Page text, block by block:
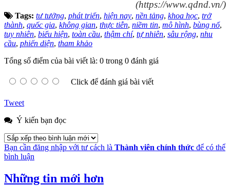
(https://www.qdnd.vn/)
Tags: tư tưởng, phát triển, hiện nay, nền tảng, khoa học, trở
thành, quốc gia, không gian, thực tiễn, niềm tin, mô hình, bùng nổ,
tuy nhiên, biểu hiện, toàn cầu, thậm chí, tự nhiên, sâu rộng, nhu
cầu, phiến diện, tham khảo
Tổng số điểm của bài viết là: 0 trong 0 đánh giá
Click để đánh giá bài viết
Tweet
Ý kiến bạn đọc
Bạn cần đăng nhập với tư cách là Thành viên chính thức để có thể
bình luận
Những tin mới hơn